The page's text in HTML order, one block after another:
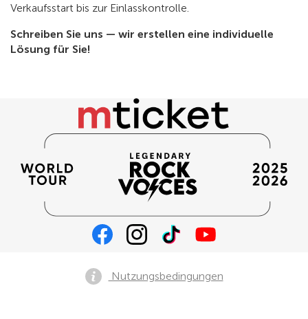
Verkaufsstart bis zur Einlasskontrolle.
Schreiben Sie uns — wir erstellen eine individuelle
Lösung für Sie!
Nutzungsbedingungen